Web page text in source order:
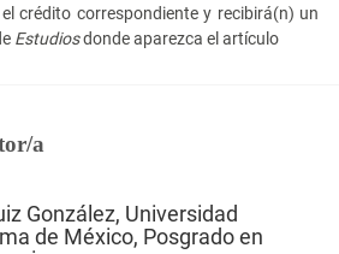
crédito correspondiente y recibirá(n) un
Estudiosdonde aparezca el artículo
a
González, Universidad
de México, Posgrado en